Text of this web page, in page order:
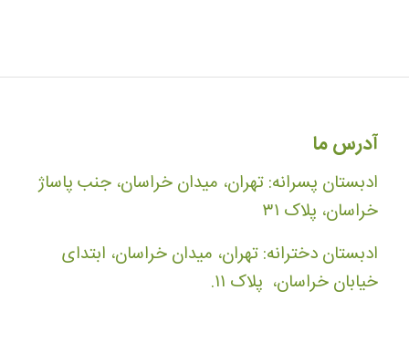
آدرس ما
ادبستان پسرانه: تهران، میدان خراسان، جنب پاساژ
خراسان، پلاک ۳۱
ادبستان دخترانه: تهران، میدان خراسان، ابتدای
خیابان خراسان، پلاک ۱۱.